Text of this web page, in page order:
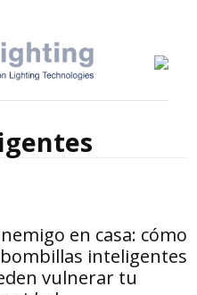
en casa: cómo
inteligentes
vulnerar tu